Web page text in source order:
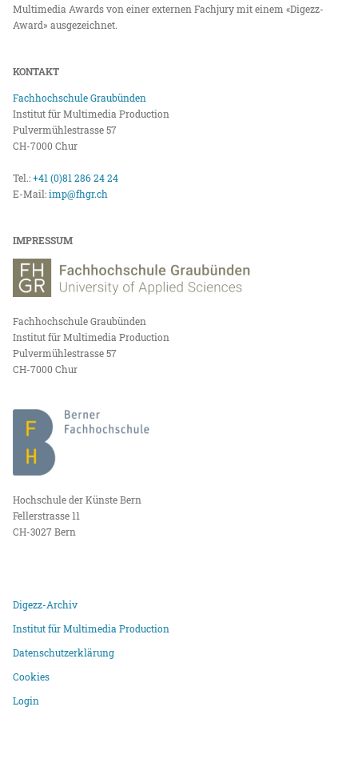
Multimedia Awards von einer externen Fachjury mit einem «Digezz-
Award» ausgezeichnet.
KONTAKT
Fachhochschule Graubünden
Institut für Multimedia Production
Pulvermühlestrasse 57
CH-7000 Chur
Tel.:+41 (0)81 286 24 24
E-Mail:imp@fhgr.ch
IMPRESSUM
Fachhochschule Graubünden
Institut für Multimedia Production
Pulvermühlestrasse 57
CH-7000 Chur
Hochschule der Künste Bern
Fellerstrasse 11
CH-3027 Bern
Digezz-Archiv
Institut für Multimedia Production
Datenschutzerklärung
Cookies
Login